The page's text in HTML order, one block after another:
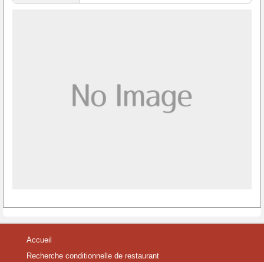
Accueil
Recherche conditionnelle de restaurant